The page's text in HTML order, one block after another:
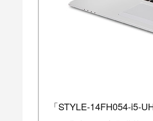
「STYLE-14FH054-i5-